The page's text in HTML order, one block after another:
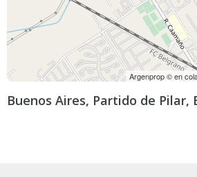
Argenprop © en
Buenos Aires, Partido de Pilar,